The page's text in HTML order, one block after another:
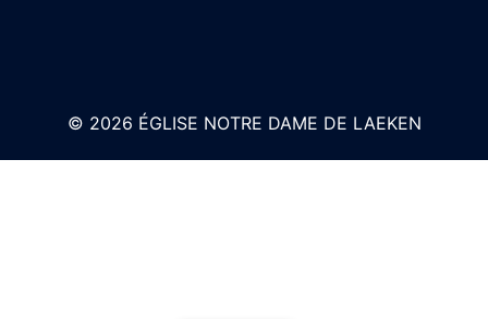
© 2026 ÉGLISE NOTRE DAME DE LAEKEN